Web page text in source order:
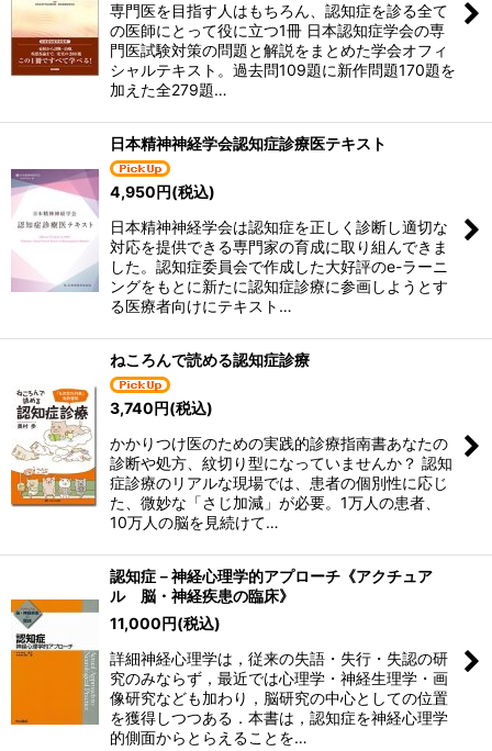
専門医を目指す人はもちろん、認知症を診る全て
の医師にとって役に立つ1冊 日本認知症学会の専
門医試験対策の問題と解説をまとめた学会オフィ
シャルテキスト。過去問109題に新作問題170題を
加えた全279題…
日本精神神経学会認知症診療医テキスト
4,950円(税込)
日本精神神経学会は認知症を正しく診断し適切な
対応を提供できる専門家の育成に取り組んできま
した。認知症委員会で作成した大好評のe-ラーニ
ングをもとに新たに認知症診療に参画しようとす
る医療者向けにテキスト…
ねころんで読める認知症診療
3,740円(税込)
かかりつけ医のための実践的診療指南書あなたの
診断や処方、紋切り型になっていませんか？ 認知
症診療のリアルな現場では、患者の個別性に応じ
た、微妙な「さじ加減」が必要。1万人の患者、
10万人の脳を見続けて…
認知症－神経心理学的アプローチ《アクチュア
ル 脳・神経疾患の臨床》
11,000円(税込)
詳細神経心理学は，従来の失語・失行・失認の研
究のみならず，最近では心理学・神経生理学・画
像研究なども加わり，脳研究の中心としての位置
を獲得しつつある．本書は，認知症を神経心理学
的側面からとらえることを…